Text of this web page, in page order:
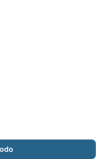
· Privacidad · Contacto
· 28016 Madrid